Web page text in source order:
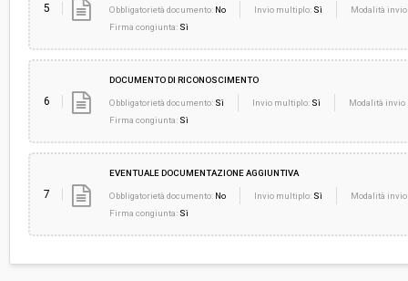
5 Obbligatorietà documento: No Invio multiplo: Sì
Modalità
Firma congiunta: Sì
6
DOCUMENTO DI RICONOSCIMENTO
Obbligatorietà documento: Sì Invio multiplo: Sì
Modalità invio
Firma congiunta: Sì
7
EVENTUALE DOCUMENTAZIONE AGGIUNTIVA
Obbligatorietà documento: No Invio multiplo: Sì
Modalità
Firma congiunta: Sì